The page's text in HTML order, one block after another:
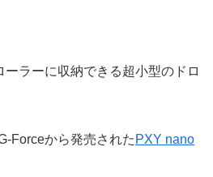
ーラーに収納できる超小型のドロ
Forceから発売された PXY nano